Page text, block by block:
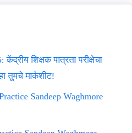
शिक्षक पात्रता परीक्षेचा
तुमचे मार्कशीट!
Sandeep Waghmore